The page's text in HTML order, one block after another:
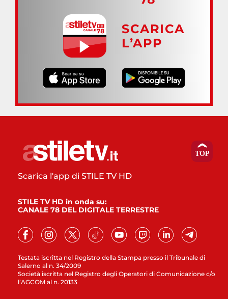
SCARICA
L’APP
Testata iscritta nel Registro della Stampa presso il Tribunale di
Salerno al n. 34/2009
Società iscritta nel Registro degli Operatori di Comunicazione c/o
l’AGCOM al n. 20133
Scarica l'app di STILE TV HD
STILE TV HD in onda su:
CANALE 78 DEL DIGITALE TERRESTRE